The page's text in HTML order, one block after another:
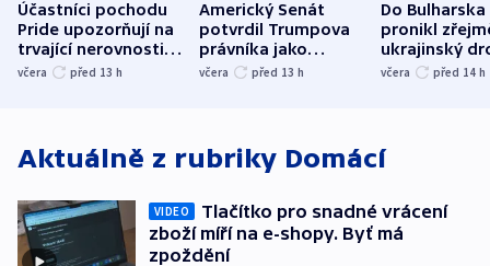
Účastníci pochodu
Pride upozorňují na
trvající nerovnosti i
společenskou
včera před 13 h
Americký Senát
potvrdil Trumpova
právníka jako
ministra
včera před 13 h
Do Bulharska
pronikl
ukrajinský
explodoval
včera před 14 h
Aktuálně z rubriky Domácí
VIDEO
Tlačítko pro snadné vrácení
zboží míří na e-shopy. Byť má
zpoždění